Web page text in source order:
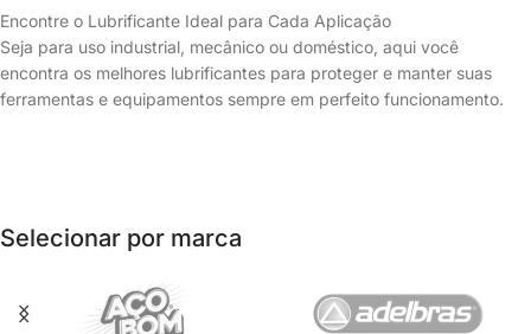
Encontre o Lubrificante Ideal para Cada Aplicação
Seja para uso industrial, mecânico ou doméstico, aqui você
encontra os melhores lubrificantes para proteger e manter suas
ferramentas e equipamentos sempre em perfeito funcionamento.
Selecionar por marca